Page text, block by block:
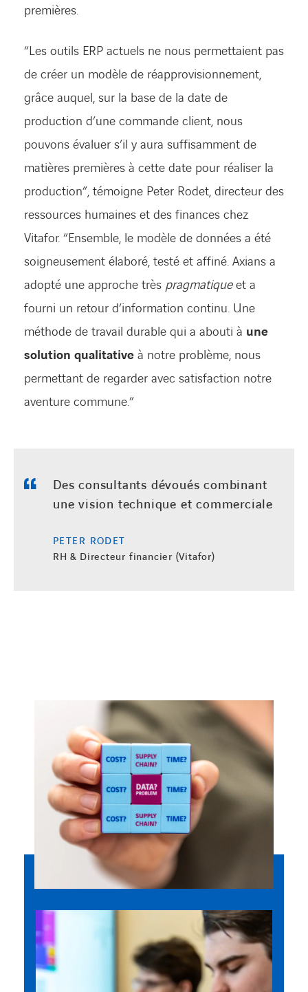
premières.
“Les outils ERP actuels ne nous permettaient pas
de créer un modèle de réapprovisionnement,
grâce auquel, sur la base de la date de
production d’une commande client, nous
pouvons évaluer s’il y aura suffisamment de
matières premières à cette date pour réaliser la
production”, témoigne Peter Rodet, directeur des
ressources humaines et des finances chez
Vitafor. “Ensemble, le modèle de données a été
soigneusement élaboré, testé et affiné. Axians a
adopté une approche très pragmatiqueet a
fourni un retour d’information continu. Une
méthode de travail durable qui a abouti à une
solution qualitative à notre problème, nous
permettant de regarder avec satisfaction notre
aventure commune.”
Des consultants dévoués combinant
une vision technique et commerciale
PETER RODET
RH & Directeur financier (Vitafor)